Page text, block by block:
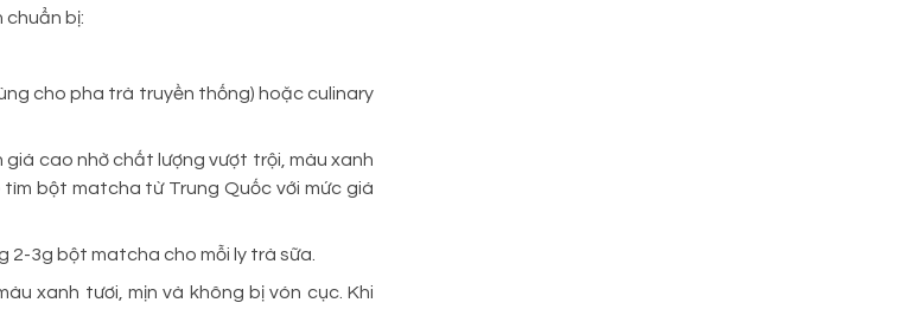
chuẩn bị:
cho pha trà truyền thống) hoặc culinary
cao nhờ chất lượng vượt trội, màu xanh
bột matcha từ Trung Quốc với mức giá
3g bột matcha cho mỗi ly trà sữa.
xanh tươi, mịn và không bị vón cục. Khi